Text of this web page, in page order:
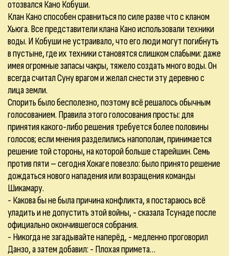
отозвался Кано Кобуши.
Клан Кано способен сравниться по силе разве что с кланом
Хьюга. Все представители клана Кано использовали техники
воды. И Кобуши не устраивало, что его люди могут погибнуть
в пустыне, где их техники становятся слишком слабыми: даже
имея огромные запасы чакры, тяжело создать много воды. Он
всегда считал Суну врагом и желал снести эту деревню с
лица земли.
Спорить было бесполезно, поэтому всё решалось обычным
голосованием. Правила этого голосования просты: для
принятия какого-либо решения требуется более половины
голосов; если мнения разделились напополам, принимается
решение той стороны, на которой больше старейшин. Семь
против пяти – сегодня Хокаге повезло: было принято решение
дождаться нового нападения или возращения команды
Шикамару.
- Какова бы не была причина конфликта, я постараюсь всё
уладить и не допустить этой войны, - сказала Тсунаде после
официально окончившегося собрания.
- Никогда не загадывайте наперёд, - медленно проговорил
Данзо, а затем добавил: - Плохая примета…